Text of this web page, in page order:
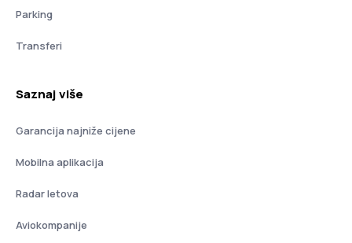
Parking
Transferi
Saznaj više
Garancija najniže cijene
Mobilna aplikacija
Radar letova
Aviokompanije